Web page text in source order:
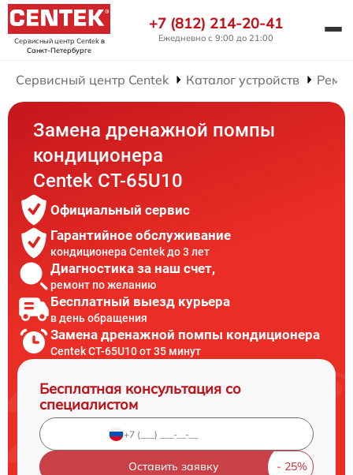
Сервисный центр Centekв
Санкт-Петербурге
+7 (812) 214-20-41
Ежедневно с 9:00 до 21:00
Сервисный центр Centek Каталог устройств
Замена дренажной помпы
кондиционера
Centek CT-65U10
Официальный сервис
Гарантийное обслуживание
кондиционера Centek до 3 лет
Диагностика за наш счет,
ремонт по желанию
Бесплатный выезд курьера
в день обращения
Замена дренажной помпы кондиционера
Centek CT-65U10 от 35 минут
Бесплатная консультация со
специалистом
Оставить заявку